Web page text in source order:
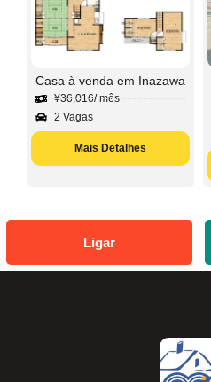
Casa à venda em Inazawa
¥36,016/ mês
2 Vagas
Mais Detalhes
Ligar